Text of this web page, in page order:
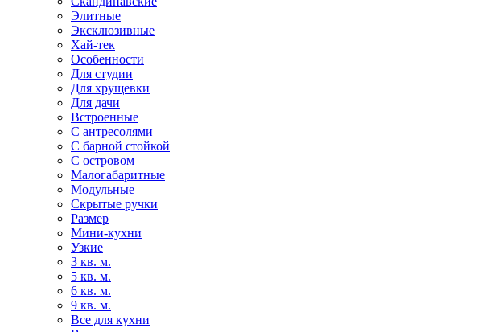
Элитные
Эксклюзивные
Хай-тек
Особенности
Для студии
Для хрущевки
Для дачи
Встроенные
С антресолями
С барной стойкой
С островом
Малогабаритные
Модульные
Скрытые ручки
Размер
Мини-кухни
Узкие
3 кв. м.
5 кв. м.
6 кв. м.
9 кв. м.
Все для кухни